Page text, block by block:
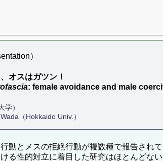
）
オスはガツン！
: female avoidance and male
）
（Hokkaido Univ.）
動とメスの拒絶行動が複数種で報告され
る性的対立に着目した研究はほとんどな